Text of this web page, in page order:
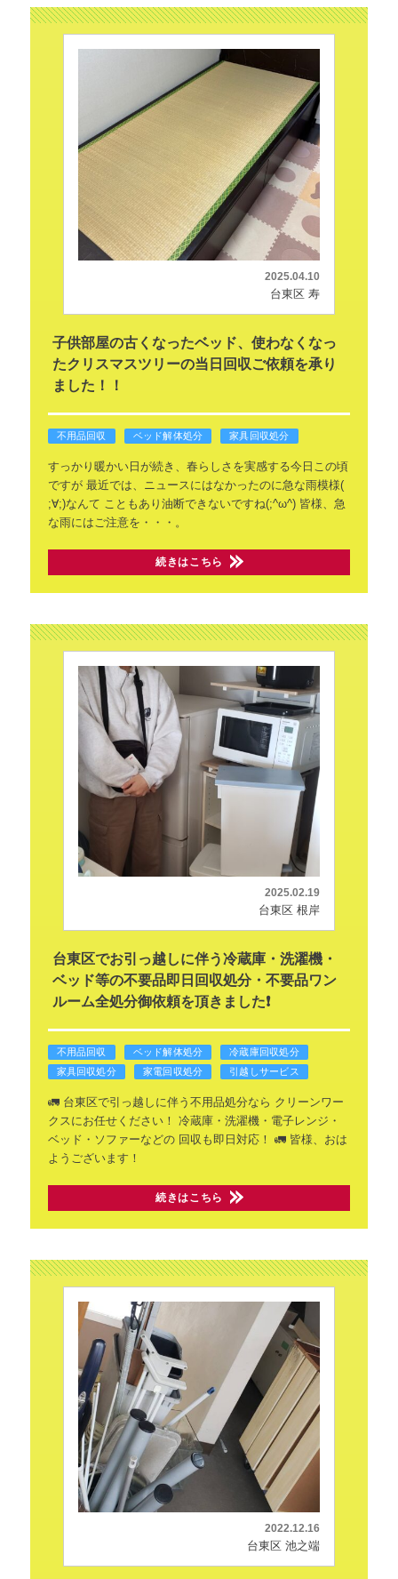
2025.04.10
台東区 寿
子供部屋の古くなったベッド、使わなくなっ
たクリスマスツリーの当日回収ご依頼を承り
ました！！
不用品回収 ベッド解体処分 家具回収処分
すっかり暖かい日が続き、春らしさを実感する今日この頃
ですが最近では、ニュースにはなかったのに急な雨模様(
;∀;)なんて こともあり油断できないですね(;^ω^)皆様、急
な雨にはご注意を・・・。
続きはこちら
2025.02.19
台東区 根岸
台東区でお引っ越しに伴う冷蔵庫・洗濯機・
ベッド等の不要品即日回収処分・不要品ワン
ルーム全処分御依頼を頂きました❗
不用品回収 ベッド解体処分
冷蔵庫回収処分
家具回収処分
家電回収処分 引越しサービス
🚛 台東区で引っ越しに伴う不用品処分なら クリーンワー
クスにお任せください！ 冷蔵庫・洗濯機・電子レンジ・
ベッド・ソファーなどの回収も即日対応！ 🚛 皆様、おは
ようございます！
続きはこちら
2022.12.16
台東区 池之端